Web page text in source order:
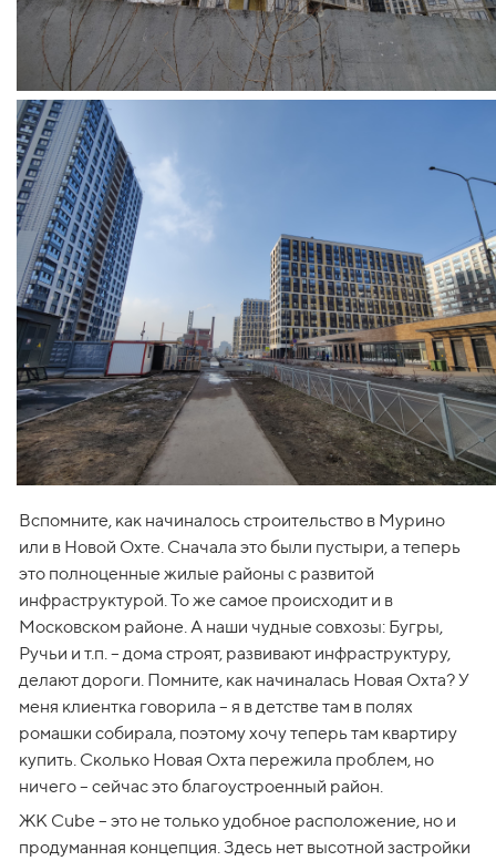
Вспомните, как начиналось строительство в Мурино
или в Новой Охте. Сначала это были пустыри, а теперь
это полноценные жилые районы с развитой
инфраструктурой. То же самое происходит и в
Московском районе. А наши чудные совхозы: Бугры,
Ручьи и т.п. – дома строят, развивают инфраструктуру,
делают дороги. Помните, как начиналась Новая Охта? У
меня клиентка говорила – я в детстве там в полях
ромашки собирала, поэтому хочу теперь там квартиру
купить. Сколько Новая Охта пережила проблем, но
ничего – сейчас это благоустроенный район.
ЖК Cube – это не только удобное расположение, но и
продуманная концепция. Здесь нет высотной застройки